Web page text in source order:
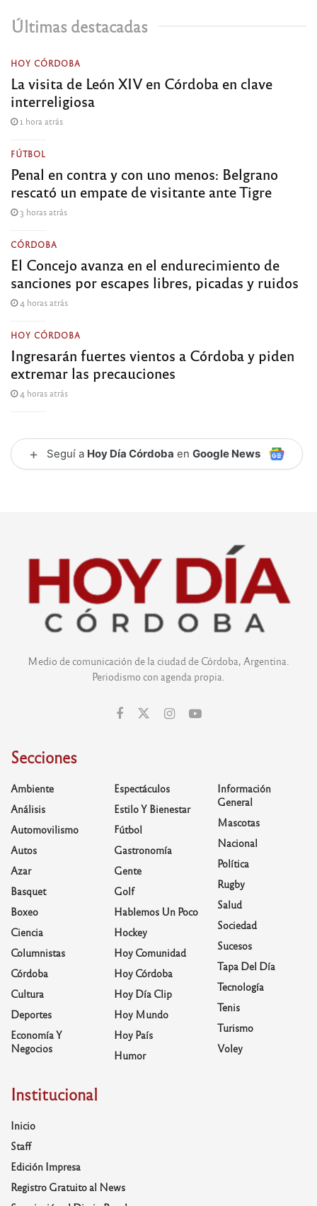
Últimas destacadas
HOY CÓRDOBA
La visita de León XIV en Córdoba en clave
interreligiosa
1 hora atrás
FÚTBOL
Penal en contra y con uno menos: Belgrano
rescató un empate de visitante ante Tigre
3 horas atrás
CÓRDOBA
El Concejo avanza en el endurecimiento de
sanciones por escapes libres, picadas y ruidos
4 horas atrás
HOY CÓRDOBA
Ingresarán fuertes vientos a Córdoba y piden
extremar las precauciones
4 horas atrás
+ Seguí a Hoy Día Córdoba en Google News
Medio de comunicación de la ciudad de Córdoba, Argentina.
Periodismo con agenda propia.
Secciones
Ambiente
Análisis
Automovilismo
Autos
Azar
Basquet
Boxeo
Ciencia
Columnistas
Córdoba
Cultura
Deportes
Economía Y
Negocios
Espectáculos
Estilo Y Bienestar
Fútbol
Gastronomía
Gente
Golf
Hablemos Un Poco
Hockey
Hoy Comunidad
Hoy Córdoba
Hoy Día Clip
Hoy Mundo
Hoy País
Humor
Información
General
Mascotas
Nacional
Política
Rugby
Salud
Sociedad
Sucesos
Tapa Del Día
Tecnología
Tenis
Turismo
Voley
Institucional
Inicio
Staff
Edición Impresa
Registro Gratuito al News